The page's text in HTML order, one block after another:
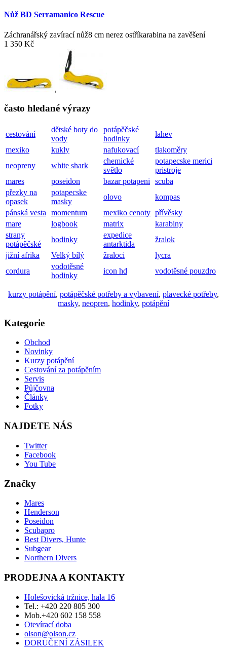
Nůž BD Serramanico Rescue
Záchranářský zavírací nůž8 cm nerez ostříkarabina na zavěšení
1 350 Kč
,
často hledané výrazy
cestování
dětské boty do
vody
potápěčské
hodinky
lahev
mexiko
kukly nafukovací
tlakoměry
neopreny
white shark
chemické
světlo
potapecske merici
pristroje
mares
poseidon bazar potapeni
scuba
přezky na
opasek
potapecske
masky
olovo
kompas
pánská vesta
momentum mexiko cenoty přívěsky
mare
logbook matrix
karabiny
strany
potápěčské
hodinky
expedice
antarktida
žralok
jižní afrika
Velký bílý žraloci
lycra
cordura
vodotěsné
hodinky
icon hd vodotěsné pouzdro
kurzy potápění, potápěčské potřeby a vybavení, plavecké potřeby,
masky, neopren, hodinky, potápění
Kategorie
Obchod
Novinky
Kurzy potápění
Cestování za potápěním
Servis
Půjčovna
Články
Fotky
NAJDETE NÁS
Twitter
Facebook
You Tube
Značky
Mares
Henderson
Poseidon
Scubapro
Best Divers, Hunte
Subgear
Northern Divers
PRODEJNA A KONTAKTY
Holešovická tržnice, hala 16
Tel.: +420 220 805 300
Mob.+420 602 158 558
Otevírací doba
olson@olson.cz
DORUČENÍ ZÁSILEK